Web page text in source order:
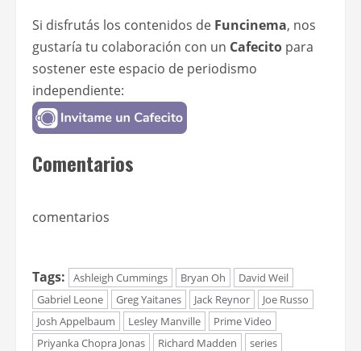
Si disfrutás los contenidos de Funcinema, nos
gustaría tu colaboración con un Cafecito para
sostener este espacio de periodismo
independiente:
Comentarios
comentarios
Tags: Ashleigh Cummings Bryan Oh
David Weil
Gabriel Leone
Greg Yaitanes Jack Reynor
Joe Russo
Josh Appelbaum
Lesley Manville
Prime Video
Priyanka Chopra Jonas
Richard Madden
series